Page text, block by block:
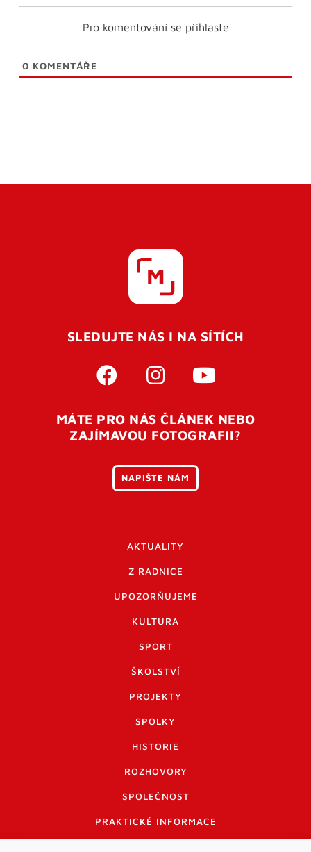
Pro komentování se přihlaste
0 KOMENTÁŘE
SLEDUJTE NÁS I NA SÍTÍCH
MÁTE PRO NÁS ČLÁNEK NEBO
ZAJÍMAVOU FOTOGRAFII?
NAPIŠTE NÁM
AKTUALITY
Z RADNICE
UPOZORŇUJEME
KULTURA
SPORT
ŠKOLSTVÍ
PROJEKTY
SPOLKY
HISTORIE
ROZHOVORY
SPOLEČNOST
PRAKTICKÉ INFORMACE